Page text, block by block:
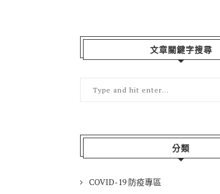
文章關鍵字搜尋
分類
COVID-19 防疫專區